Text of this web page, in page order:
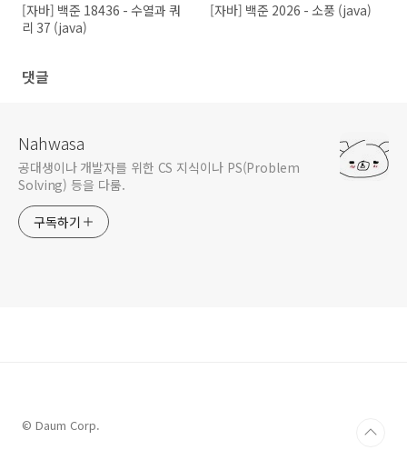
[자바] 백준 18436 - 수열과 쿼
리 37 (java)
[자바] 백준 2026 - 소풍 (java)
댓글
Nahwasa
공대생이나 개발자를 위한 CS 지식이나 PS(Problem
Solving) 등을 다룸.
구독하기
© Daum Corp.